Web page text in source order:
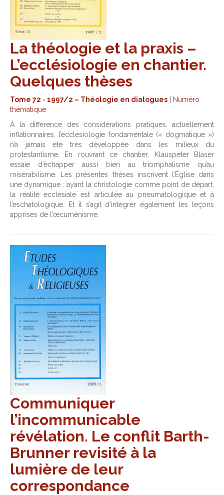
La théologie et la praxis –
L’ecclésiologie en chantier.
Quelques thèses
Tome 72 - 1997/2 – Théologie en dialogues
Numéro
thématique
À la différence des considérations pratiques, actuellement
inflationnaires, l’ecclésiologie fondamentale (« dogmatique »)
n’a jamais été très développée dans les milieux du
protestantisme. En rouvrant ce chantier, Klauspeter Blaser
essaie d’échapper aussi bien au triomphalisme qu’au
misérabilisme. Les présentes thèses inscrivent l’Église dans
une dynamique : ayant la christologie comme point de départ,
la réalité ecclésiale est articulée au pneumatologique et à
l’eschatologique. Et il s’agit d’intégrer également les leçons
apprises de l’œcuménisme.
Communiquer
l’incommunicable
révélation. Le conflit Barth-
Brunner revisité à la
lumière de leur
correspondance